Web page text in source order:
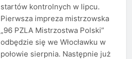
startów kontrolnych w lipcu.
Pierwsza impreza mistrzowska
„96 PZLA Mistrzostwa Polski”
odbędzie się we Włocławku w
połowie sierpnia. Następnie już